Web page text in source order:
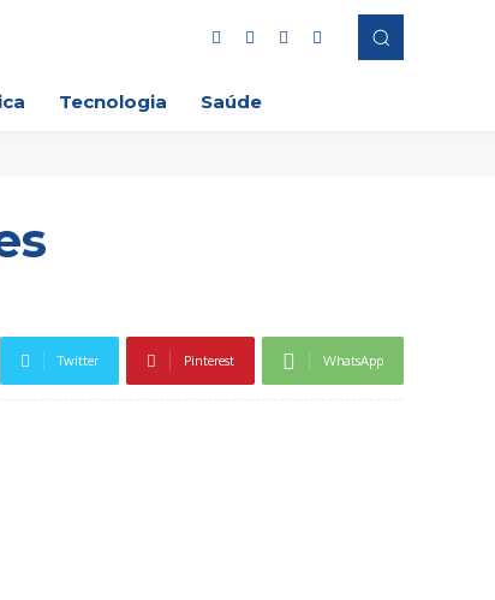
Tecnologia Saúde
Twitter Pinterest WhatsApp